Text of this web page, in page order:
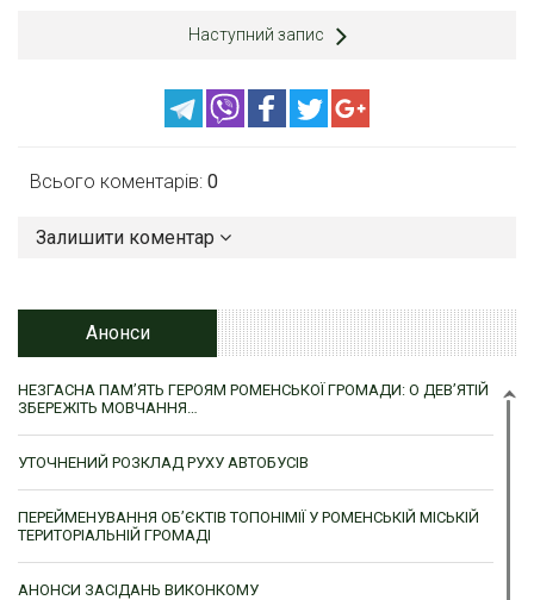
Наступний запис
Всього коментарів: 0
Залишити коментар
Анонси
НЕЗГАСНА ПАМ’ЯТЬ ГЕРОЯМ РОМЕНСЬКОЇ ГРОМАДИ: О ДЕВ’ЯТІЙ
ЗБЕРЕЖІТЬ МОВЧАННЯ…
УТОЧНЕНИЙ РОЗКЛАД РУХУ АВТОБУСІВ
ПЕРЕЙМЕНУВАННЯ ОБ’ЄКТІВ ТОПОНІМІЇ У РОМЕНСЬКІЙ МІСЬКІЙ
ТЕРИТОРІАЛЬНІЙ ГРОМАДІ
АНОНСИ ЗАСІДАНЬ ВИКОНКОМУ